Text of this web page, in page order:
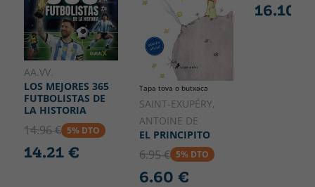
AA.VV.
LOS MEJORES 365
FUTBOLISTAS DE
LA HISTORIA
14.96 € 5% DTO
14.21 €
Tapa tova o butxaca
SAINT-EXUPÉRY,
ANTOINE DE
EL PRINCIPITO
6.95 € 5% DTO
6.60 €
16.10 €